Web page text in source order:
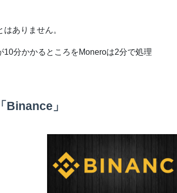
ありません。
分かかるところをMoneroは2分で処理
Binance」